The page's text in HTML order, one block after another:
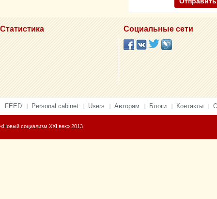
Статистика Социальные сети
FEED Personal cabinet Users Авторам Блоги Контакты
«Новый социализм XXI век» 2013